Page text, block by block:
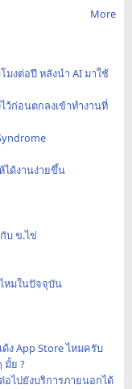
More
มงต่อปี หลังนำ AI มาใช้
ว้ก่อนตกลงเข้าทำงานที่
ได้งานง่ายขึ้น
บ ข.ไข่
หมในปัจจุบัน
ด้ง App Store ไหมครับ
มั้ย ?
อไปยังบริการภายนอกได้